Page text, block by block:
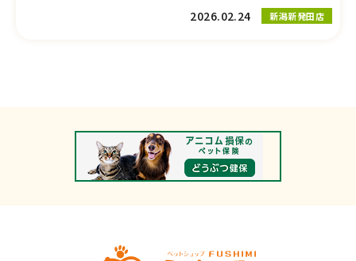
2026.02.24
新潟新発田店